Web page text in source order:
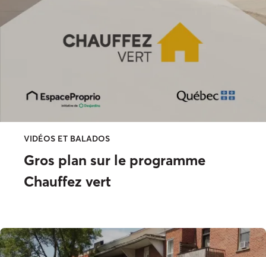
VIDÉOS ET BALADOS
Gros plan sur le programme
Chauffez vert